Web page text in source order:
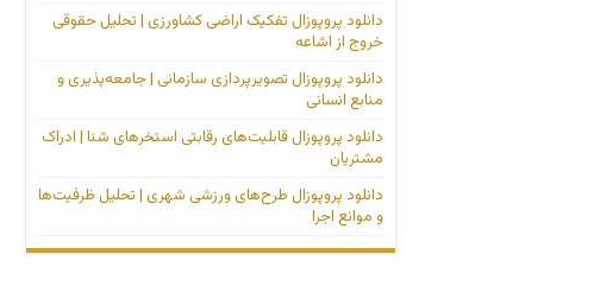
دانلود پروپوزال تفکیک اراضی کشاورزی | تحلیل حقوقی
خروج از اشاعه
دانلود پروپوزال تصویرپردازی سازمانی | جامعه‌پذیری و
منابع انسانی
دانلود پروپوزال قابلیت‌های رقابتی استخرهای شنا | ادراک
مشتریان
دانلود پروپوزال طرح‌های ورزشی شهری | تحلیل ظرفیت‌ها
و موانع اجرا